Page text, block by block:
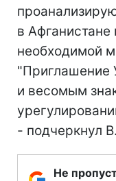
в Афганистане
необходимой
"Приглашение
и весомым
- подчеркнул
Не